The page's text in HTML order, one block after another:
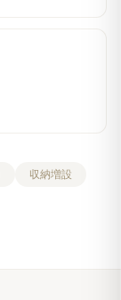
収納増設